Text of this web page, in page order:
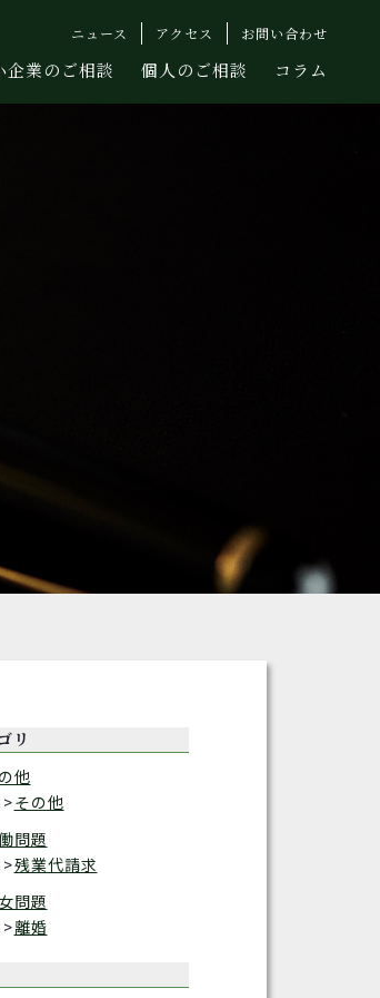
ニュース アクセス お問い合わせ
企業のご相談 個人のご相談 コラム
リ
他
その他
問題
残業代請求
問題
離婚